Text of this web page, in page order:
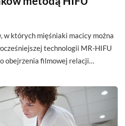
w których mięśniaki macicy można
technologii MR-HIFU
obejrzenia filmowej relacji…